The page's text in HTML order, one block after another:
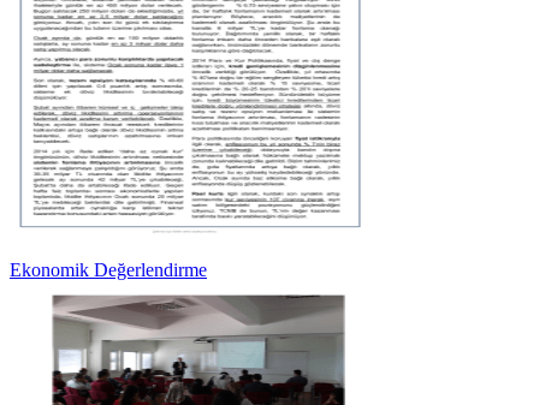
Ekonomik Değerlendirme